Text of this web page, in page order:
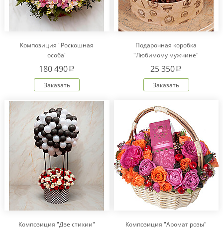
Композиция "Роскошная
особа"
180 490a
Заказать
Подарочная коробка
"Любимому мужчине"
25 350a
Заказать
Композиция "Две стихии" Композиция "Аромат розы"